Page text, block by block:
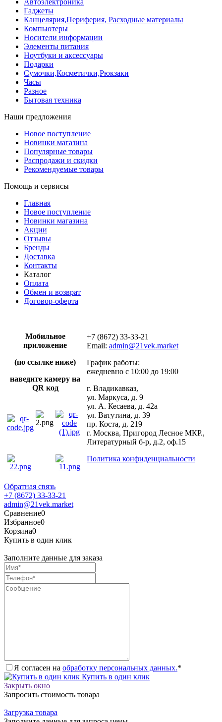
Гаджеты
Канцелярия,Периферия, Расходные материалы
Компьютеры
Носители информации
Элементы питания
Ноутбуки и аксессуары
Подарки
Сумочки,Косметички,Рюкзаки
Часы
Разное
Бытовая техника
Наши предложения
Новое поступление
Новинки магазина
Популярные товары
Распродажи и скидки
Рекомендуемые товары
Помощь и сервисы
Главная
Новое поступление
Новинки магазина
Акции
Отзывы
Бренды
Доставка
Контакты
Каталог
Оплата
Обмен и возврат
Договор-оферта
Мобильное
приложение
(по ссылке ниже)
наведите камеру на
QR код
+7 (8672) 33-33-21
Email: admin@21vek.market
График работы:
ежедневно с 10:00 до 19:00
г. Владикавказ,
ул. Маркуса, д. 9
ул. А. Кесаева, д. 42а
ул. Ватутина, д. 39
пр. Коста, д. 219
г. Москва, Пригород Лесное МКР.,
Литературный б-р, д.2, оф.15
Политика конфиденциальности
Обратная связь
+7 (8672) 33-33-21
admin@21vek.market
Сравнение0
Избранное0
Корзина0
Купить в один клик
Заполните данные для заказа
Я согласен на обработку персональных данных.*
Купить в один клик
Закрыть окно
Запросить стоимость товара
Загрузка товара